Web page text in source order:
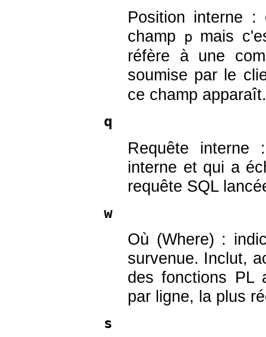
Position interne
champ
p mais
réfère à une
soumise par le
ce champ apparaît.
q
Requête interne
interne et qui a
requête SQL
w
Où (Where) :
survenue. Inclut,
des fonctions PL
par ligne, la plus
s